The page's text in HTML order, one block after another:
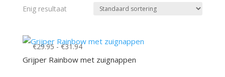
Enig resultaat
Grijper Rainbow met zuignappen
€29.95 - €31.94Prijsklasse:
€29.95